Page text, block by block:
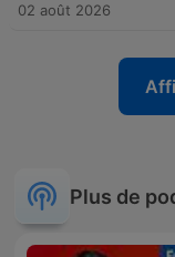
02 août 2026
Plus de